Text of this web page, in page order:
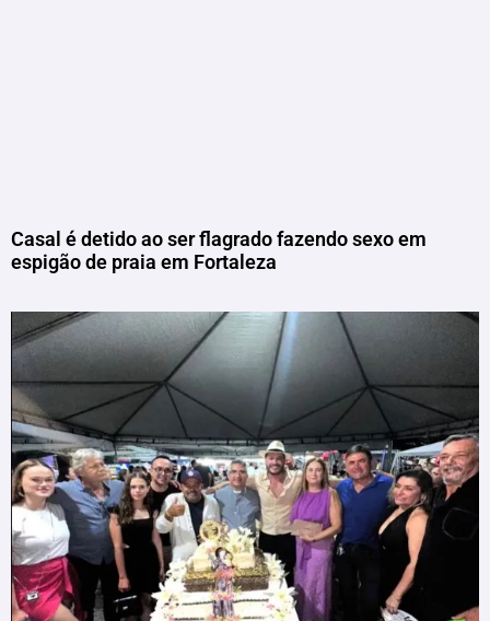
Casal é detido ao ser flagrado fazendo sexo em
espigão de praia em Fortaleza